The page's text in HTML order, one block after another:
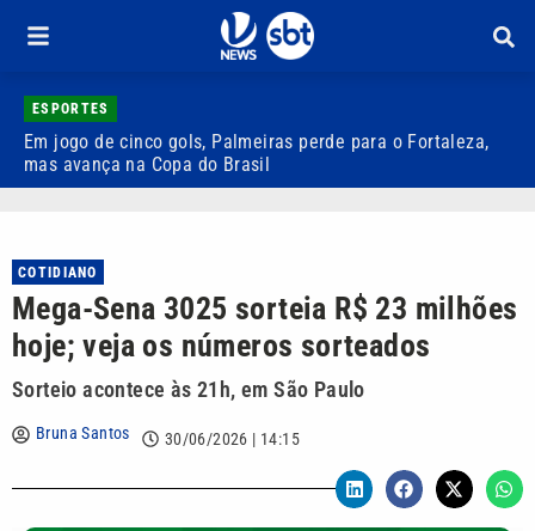
ESPORTES
Em jogo de cinco gols, Palmeiras perde para o Fortaleza,
mas avança na Copa do Brasil
COTIDIANO
Mega-Sena 3025 sorteia R$ 23 milhões
hoje; veja os números sorteados
Sorteio acontece às 21h, em São Paulo
Bruna Santos 30/06/2026 | 14:15